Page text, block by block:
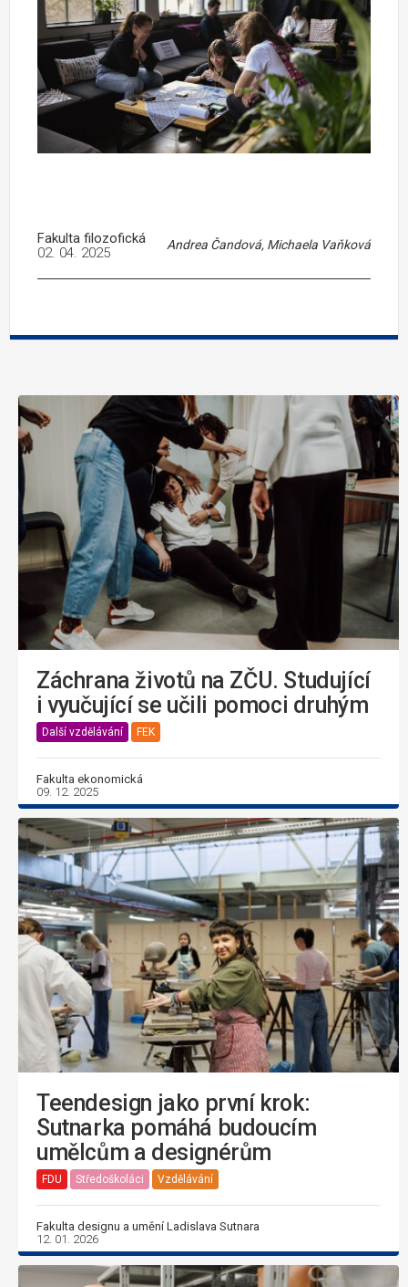
Fakulta filozofická Andrea Čandová, Michaela Vaňková
02. 04. 2025
Záchrana životů na ZČU. Studující
i vyučující se učili pomoci druhým
Další vzdělávání FEK
Fakulta ekonomická
09. 12. 2025
Teendesign jako první krok:
Sutnarka pomáhá budoucím
umělcům a designérům
FDU Středoškoláci Vzdělávání
Fakulta designu a umění Ladislava Sutnara
12. 01. 2026